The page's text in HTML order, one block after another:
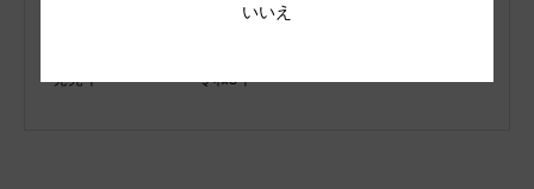
いいえ
常楽酒造
発売年
令和3年